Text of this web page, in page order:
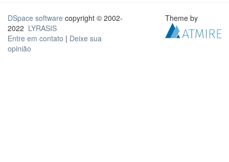
DSpace software copyright © 2002-
2022 LYRASIS
Entre em contato | Deixe sua
opinião
Theme by